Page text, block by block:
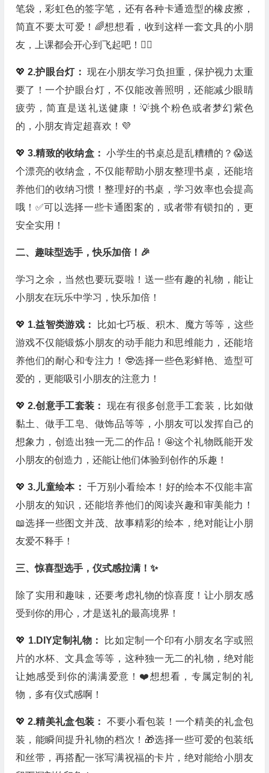
笔袋，彩虹色的签字笔，还有各种卡通造型的橡皮擦，
简直不要太可爱！🌈想想看，收到这样一套文具的小朋
友，上课都会开心到飞起吧！🧚‍♀️
💖2.护眼台灯：现在小朋友学习负担重，保护视力太重
要了！一个护眼台灯，不仅能改善照明，还能减少眼睛
疲劳，简直是送礼送健康！💡挑个粉色或者梦幻紫色
的，小朋友肯定超喜欢！💜
💖3.精致的收纳盒：小学生的书桌总是乱糟糟的？😱送
个漂亮的收纳盒，不仅能帮助小朋友整理书桌，还能培
养他们的收纳习惯！整理好的书桌，学习效率也会提高
哦！✅可以选择一些卡通图案的，或者带有锁扣的，更
安全实用！
二、趣味型选手，快乐加倍！🎉
学习之余，当然也要玩耍啦！送一些有趣的礼物，能让
小朋友在玩乐中学习，快乐加倍！
💖 1.益智类游戏：
比如七巧板、积木、魔方等等，这些
游戏不仅能锻炼小朋友的动手能力和思维能力，还能培
养他们的耐心和专注力！🤓选择一些色彩鲜艳、造型可
爱的，更能吸引小朋友的注意力！
💖2.创意手工套装： 现在有很多创意手工套装，比如做
黏土、做手工皂、做饰品等等，小朋友可以发挥自己的
想象力，创造出独一无二的作品！🤩这个礼物既能开发
小朋友的创造力，还能让他们体验到创作的乐趣！
💖3.儿童绘本：千万别小看绘本！好的绘本不仅能丰富
小朋友的知识，还能培养他们的阅读兴趣和审美能力！
📖选择一些图文并茂、故事精彩的绘本，绝对能让小朋
友爱不释手！
三、惊喜型选手，仪式感拉满！✨
除了实用和趣味，还要考虑礼物的惊喜度！让小朋友感
受到你的用心，才是送礼的最高境界！
💖 1.DIY定制礼物： 比如定制一个印有小朋友名字或照
片的水杯、文具盒等等，这种独一无二的礼物，绝对能
让她感受到你的满满爱意！❤️想想看，专属定制的礼
物，多有仪式感啊！
💖2.精美礼盒包装： 不要小看包装！一个精美的礼盒包
装，能瞬间提升礼物的档次！🎁选择一些可爱的包装纸
和丝带，再搭配一张写满祝福的卡片，绝对能给小朋友